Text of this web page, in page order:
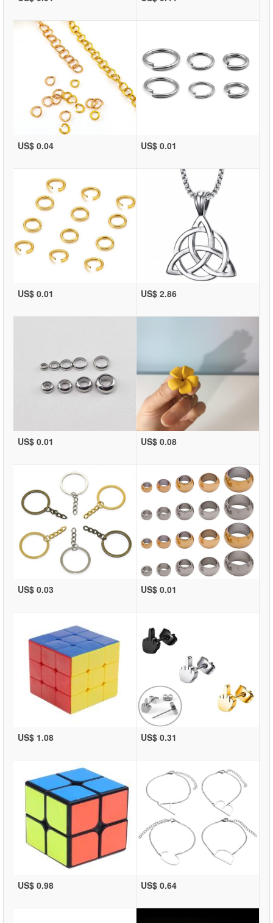
US$ 0.04 US$ 0.01
US$ 0.01 US$ 2.86
US$ 0.01 US$ 0.08
US$ 0.03 US$ 0.01
US$ 1.08 US$ 0.31
US$ 0.98 US$ 0.64